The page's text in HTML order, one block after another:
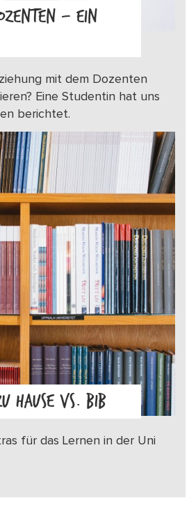
– EIN
mit dem Dozenten
Eine Studentin hat uns
berichtet.
HAUSE VS. BIB
für das Lernen in der Uni